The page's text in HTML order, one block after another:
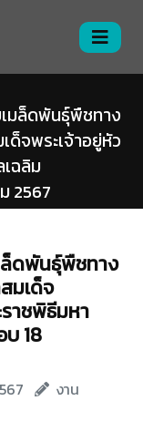
มล็ดพันธุ์พืชทาง
ด็จพระเจ้าอยู่หัว
ฉลิม
2567
ล็ดพันธุ์พืชทาง
มเด็จ
ราชพิธีมหา
18
งาน